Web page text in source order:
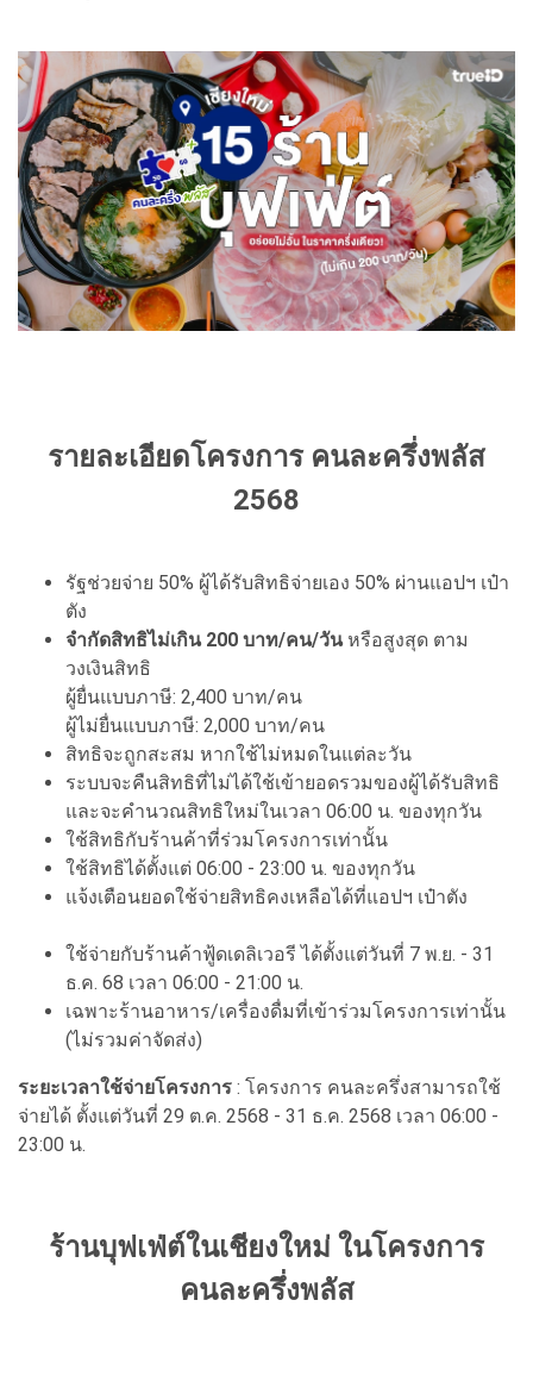
รายละเอียดโครงการ คนละครึ่งพลัส
2568
รัฐช่วยจ่าย 50% ผู้ได้รับสิทธิจ่ายเอง 50% ผ่านแอปฯ เป๋า
ตัง
จำกัดสิทธิไม่เกิน 200 บาท/คน/วันหรือสูงสุด ตาม
วงเงินสิทธิ
ผู้ยื่นแบบภาษี: 2,400 บาท/คน
ผู้ไม่ยื่นแบบภาษี: 2,000 บาท/คน
สิทธิจะถูกสะสม หากใช้ไม่หมดในแต่ละวัน
ระบบจะคืนสิทธิที่ไม่ได้ใช้เข้ายอดรวมของผู้ได้รับสิทธิ
และจะคำนวณสิทธิใหม่ในเวลา 06:00 น. ของทุกวัน
ใช้สิทธิกับร้านค้าที่ร่วมโครงการเท่านั้น
ใช้สิทธิได้ตั้งแต่ 06:00 - 23:00 น. ของทุกวัน
แจ้งเตือนยอดใช้จ่ายสิทธิคงเหลือได้ที่แอปฯ เป๋าตัง
ใช้จ่ายกับร้านค้าฟู้ดเดลิเวอรี ได้ตั้งแต่วันที่ 7 พ.ย. - 31
ธ.ค. 68 เวลา 06:00 - 21:00 น.
เฉพาะร้านอาหาร/เครื่องดื่มที่เข้าร่วมโครงการเท่านั้น
(ไม่รวมค่าจัดส่ง)
ระยะเวลาใช้จ่ายโครงการ : โครงการ คนละครึ่งสามารถใช้
จ่ายได้ ตั้งแต่วันที่ 29 ต.ค. 2568 - 31 ธ.ค. 2568 เวลา 06:00 -
23:00 น.
ร้านบุฟเฟ่ต์ในเชียงใหม่ ในโครงการ
คนละครึ่งพลัส